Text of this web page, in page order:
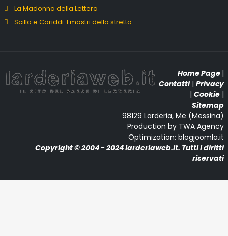
La Madonna della Lettera
Scilla e Cariddi. I mostri dello stretto
Home Page |
Contatti| Privacy
| Cookie |
Sitemap
98129 Larderia, Me (Messina)
Production by TWA Agency
Optimization: blogjoomla.it
Copyright © 2004 - 2024 larderiaweb.it. Tutti i diritti
riservati